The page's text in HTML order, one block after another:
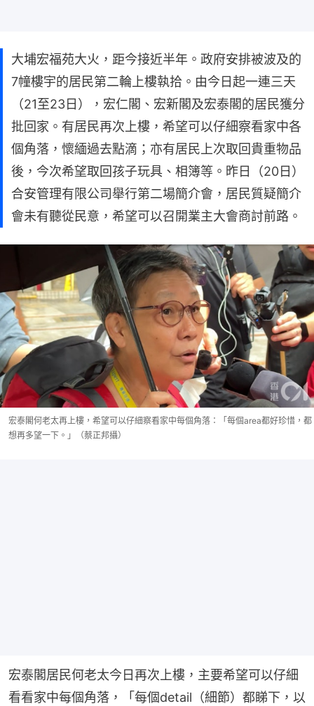
大埔宏福苑大火，距今接近半年。政府安排被波及的
7幢樓宇的居民第二輪上樓執拾。由今日起一連三天
（21至23日），宏仁閣、宏新閣及宏泰閣的居民獲分
批回家。有居民再次上樓，希望可以仔細察看家中各
個角落，懷緬過去點滴；亦有居民上次取回貴重物品
後，今次希望取回孩子玩具、相簿等。昨日（20日）
合安管理有限公司舉行第二場簡介會，居民質疑簡介
會未有聽從民意，希望可以召開業主大會商討前路。
宏泰閣何老太再上樓，希望可以仔細察看家中每個角落：「每個area都好珍惜，都
想再多望一下。」（蔡正邦攝）
宏泰閣居民何老太今日再次上樓，主要希望可以仔細
看看家中每個角落，「每個detail（細節）都睇下，以